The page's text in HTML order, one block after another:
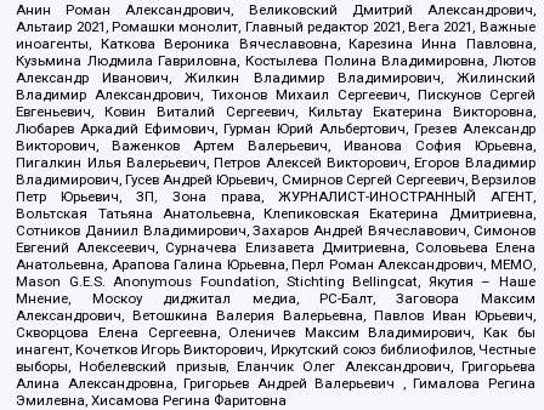
Анин Роман Александрович, Великовский Дмитрий Александрович,
Альтаир 2021, Ромашки монолит, Главный редактор 2021, Вега 2021, Важные
иноагенты, Каткова Вероника Вячеславовна, Карезина Инна Павловна,
Кузьмина Людмила Гавриловна, Костылева Полина Владимировна, Лютов
Александр Иванович, Жилкин Владимир Владимирович, Жилинский
Владимир Александрович, Тихонов Михаил Сергеевич, Пискунов Сергей
Евгеньевич, Ковин Виталий Сергеевич, Кильтау Екатерина Викторовна,
Любарев Аркадий Ефимович, Гурман Юрий Альбертович, Грезев Александр
Викторович, Важенков Артем Валерьевич, Иванова София Юрьевна,
Пигалкин Илья Валерьевич, Петров Алексей Викторович, Егоров Владимир
Владимирович, Гусев Андрей Юрьевич, Смирнов Сергей Сергеевич, Верзилов
Петр Юрьевич, ЗП, Зона права, ЖУРНАЛИСТ-ИНОСТРАННЫЙ АГЕНТ,
Вольтская Татьяна Анатольевна, Клепиковская Екатерина Дмитриевна,
Сотников Даниил Владимирович, Захаров Андрей Вячеславович, Симонов
Евгений Алексеевич, Сурначева Елизавета Дмитриевна, Соловьева Елена
Анатольевна, Арапова Галина Юрьевна, Перл Роман Александрович, МЕМО,
Mason G.E.S. Anonymous Foundation, Stichting Bellingcat, Якутия – Наше
Мнение, Москоу диджитал медиа, РС-Балт, Заговора Максим
Александрович, Ветошкина Валерия Валерьевна, Павлов Иван Юрьевич,
Скворцова Елена Сергеевна, Оленичев Максим Владимирович, Как бы
инагент, Кочетков Игорь Викторович, Иркутский союз библиофилов, Честные
выборы, Нобелевский призыв, Еланчик Олег Александрович, Григорьева
Алина Александровна, Григорьев Андрей Валерьевич , Гималова Регина
Эмилевна, Хисамова Регина Фаритовна